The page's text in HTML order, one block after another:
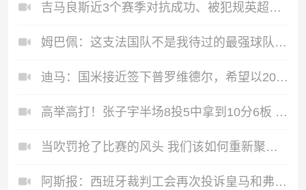
吉马良斯近3个赛季对抗成功、被犯规英超最多，还参与40粒进球
姆巴佩：这支法国队不是我待过的最强球队，但却是最有潜力的
迪马：国米接近签下普罗维德尔，希望以200万至300万欧完成交易
高举高打！张子宇半场8投5中拿到10分6板 首节秀0.2秒空接压哨
当吹罚抢了比赛的风头 我们该如何重新聚焦篮球本身？
阿斯报：西班牙裁判工会再次投诉皇马和弗洛伦蒂诺，包括皇马TV